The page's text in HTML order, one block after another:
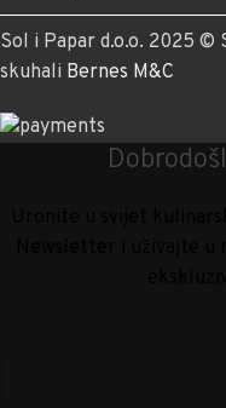
Sol i Papar d.o.o. 2025 ©
skuhali Bernes M&C